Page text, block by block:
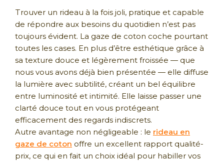
Trouver un rideau à la fois joli, pratique et capable
de répondre aux besoins du quotidien n’est pas
toujours évident. La gaze de coton coche pourtant
toutes les cases. En plus d’être esthétique grâce à
sa texture douce et légèrement froissée — que
nous vous avons déjà bien présentée — elle diffuse
la lumière avec subtilité, créant un bel équilibre
entre luminosité et intimité. Elle laisse passer une
clarté douce tout en vous protégeant
efficacement des regards indiscrets.
Autre avantage non négligeable : le rideau en
gaze de coton offre un excellent rapport qualité-
prix, ce qui en fait un choix idéal pour habiller vos